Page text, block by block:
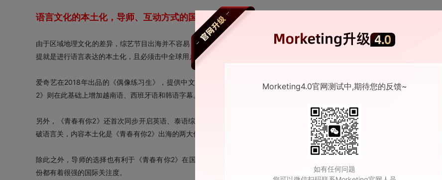
语言文化的本土化，导师、互动方式的国际化
由于区域地理文化的差异，综艺节目出海并不容易，在国内火热的内容，但放在海外市场往往并不如意，出海成功的文化作品首要前
提就是进行语言表达的本土化，且必须击中全球用户的喜好。
爱奇艺在2018年出品的《偶像练习生》，提供中文、英文、印尼语、马来语、泰语5种语言字幕。而今年爱奇艺国际版《青春有你
2》则在此基础上增加越南语、西班牙语和韩语字幕。
另外，《青春有你2》还首次同步开启英语、泰语综艺后期制作及整体翻译，为海外用户呈现符合本土观看习惯的整体节目效果。突
破语言关，内容本土化是《青春有你2》出海的两大优势。
除此之外，导师的选择也有利于《青春有你2》在国外获得关注度，尤其是导师LISA的泰国身份和现役顶级女团BLACKPINK成员身
份都有着很强的国际关注度。
Morketing4.0官网测试中,期待您的反馈~
如有任何问题